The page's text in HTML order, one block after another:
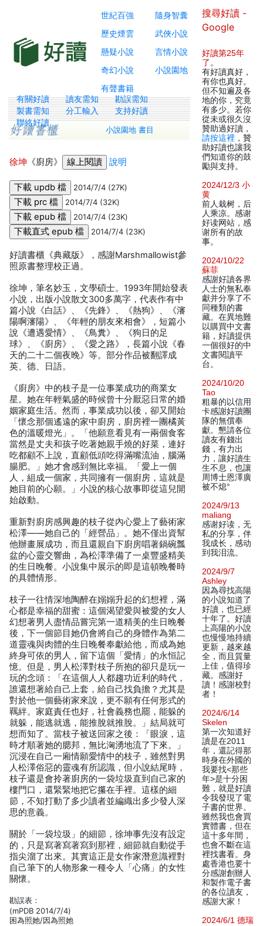
世紀百強
隨身智囊
歷史煙雲
武俠小說
懸疑小說
言情小說
奇幻小說
小說園地
有聲書籍
有關好讀 讀友需知
勘誤需知
製書需知
分工輸入
支持好讀
聯絡好讀
小說園地 書目
徐坤 《廚房》 說明
2014/7/4 (27K)
2014/7/4 (32K)
2014/7/4 (23K)
2014/7/4 (23K)
好讀書櫃《典藏版》，感謝Marshmallowist參
照原書整理校正過。
徐坤，筆名妙玉，文學碩士。1993年開始發表
小說，出版小說散文300多萬字，代表作有中
篇小說《白話》、《先鋒》、《熱狗》、《瀋
陽啊瀋陽》、《年輕的朋友來相會》，短篇小
說《遭遇愛情》、《鳥糞》、《狗日的足
球》、《廚房》、《愛之路》，長篇小說《春
天的二十二個夜晚》等。部分作品被翻譯成
英、德、日語。
《廚房》中的枝子是一位事業成功的商業女
星。她在年輕氣盛的時候曾十分厭惡日常的婚
姻家庭生活。然而，事業成功以後，卻又開始
「懷念那個遙遠的家中廚房，廚房裡一團橘黃
色的溫暖燈光」。「他願意看見有一兩個食客
當然是丈夫和孩子吃著她親手燒的好菜，連好
吃都顧不上說，直顧低頭吃得滿嘴流油，腦滿
腸肥。」她才會感到無比幸福。「愛上一個
人，組成一個家，共同擁有一個廚房，這就是
她目前的心願。」小說的核心故事即從這兒開
始啟動。
重新對廚房感興趣的枝子從內心愛上了藝術家
松澤——她自己的「經營品」。她不僅出資幫
他辦畫展成功，而且還親自下廚房唱著鍋碗瓢
盆的心靈交響曲，為松澤準備了一桌豐盛精美
的生日晚餐。小說集中展示的即是這頓晚餐時
的具體情形。
枝子一往情深地陶醉在嫋嫋升起的幻想裡，滿
心都是幸福的甜蜜：這個渴望愛與被愛的女人
幻想著男人盡情品嘗完第一道精美的生日晚餐
後，下一個節目她仍會將自己的身體作為第二
道靈魂與肉體的生日晚餐奉獻給他，而成為她
終身可依的男人，留下這個「愛情」的永恒記
憶。但是，男人松澤對枝子所抱的卻只是玩一
玩的念頭：「在這個人人都趨功近利的時代，
誰還想著給自己上套，給自己找負擔？尤其是
對於他一個藝術家來說，更不願有任何形式的
羈絆。家庭責任也好，社會義務也罷，能躲的
就躲，能逃就逃，能推脫就推脫。」結局就可
想而知了。當枝子被送回家之後：「眼淚，這
時才順著她的腮邦，無比洶湧地流了下來。」
沉浸在自己一廂情願愛情中的枝子，雖然對男
人松澤俗惡的靈魂有所認識，但小說結尾時，
枝子還是會拎著廚房的一袋垃圾直到自己家的
樓門口，還緊緊地把它攥在手裡。這樣的細
節，不知打動了多少讀者並編織出多少發人深
思的意義。
關於「一袋垃圾」的細節，徐坤事先沒有設定
的，只是寫著寫著寫到那裡，細節就自動從手
指尖溜了出來。其實這正是女作家潛意識裡對
自己筆下的人物形象一種令人「心痛」的女性
關懷。
勘誤表：
(mPDB 2014/7/4)
困為照她/因為照她
搜尋好讀 -
Google
好讀第25年
了 。
有好讀真好，
有你也真好。
但不知遍及各
地的你，究竟
有多少。若你
從未或很久沒
贊助過好讀，
請按這裡 ，贊
助好讀也讓我
們知道你的鼓
勵與支持。
2024/12/3 小
黄
前人栽树，后
人乘凉。感谢
好读网站，感
谢所有的故
事。
2024/10/22
蘇菲
感謝好讀各界
人士的無私奉
獻并分享了不
同種類的書
藏。在異地難
以購買中文書
籍，好讀提供
一個很好的中
文書閱讀平
台。
2024/10/20
Tao
粗暴的以信用
卡感謝好讀團
隊的無償奉
獻。懇請各位
讀友有錢出
錢，有力出
力，讓好讀生
生不息，也讓
周博士恩澤廣
被不熄°
2024/9/13
maliang
感谢好读，无
私的分享，伴
我成长，感动
到我泪流。
2024/9/7
Ashley
因為尋找高陽
的小說知道了
好讀，也已經
十年了。好讀
上高陽的小說
也慢慢地持續
更新，越來越
全，而且質量
上佳，值得珍
藏。感謝好
讀！感謝校對
者！
2024/6/14
Skelen
第一次知道好
讀是在2011
年，還記得那
時身在外國的
我要找<那些
年>是十分困
難，就是好讀
令我發現了電
子書的世界。
雖然我也會買
實體書，但在
這十多年間，
也會不斷在這
裡找書看。身
處香港也要十
分感謝創辦人
和製作電子書
的各位讀友，
感謝大家！
2024/6/1 德瑞